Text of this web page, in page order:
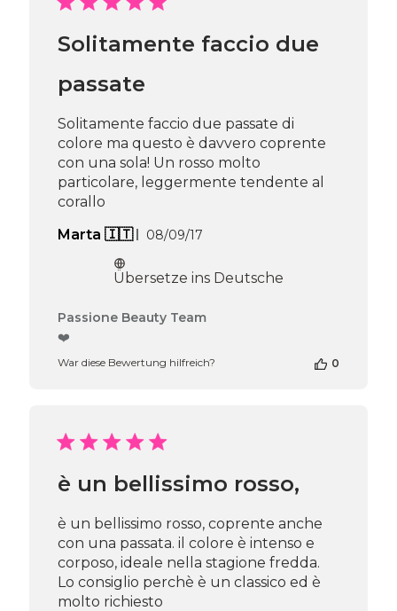
am
Solitamente faccio due
passate
Solitamente faccio due passate di
colore ma questo è davvero coprente
con una sola! Un rosso molto
particolare, leggermente tendente al
corallo
Marta 🇮🇹
Veröffentlichungsdatum
08/09/17
Übersetze ins Deutsche
Kommentare
Inhabers
am
Apr
16
2026
Passione Beauty Team
❤️
War diese Bewertung hilfreich? 0
è un bellissimo rosso,
è un bellissimo rosso, coprente anche
con una passata. il colore è intenso e
corposo, ideale nella stagione fredda.
Lo consiglio perchè è un classico ed è
molto richiesto